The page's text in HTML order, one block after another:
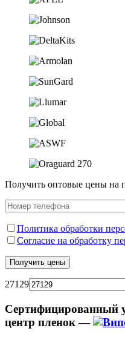
Получить оптовые цены на
Политика обработки
Согласие на обработку
27129
Сертифицированный
центр пленок —